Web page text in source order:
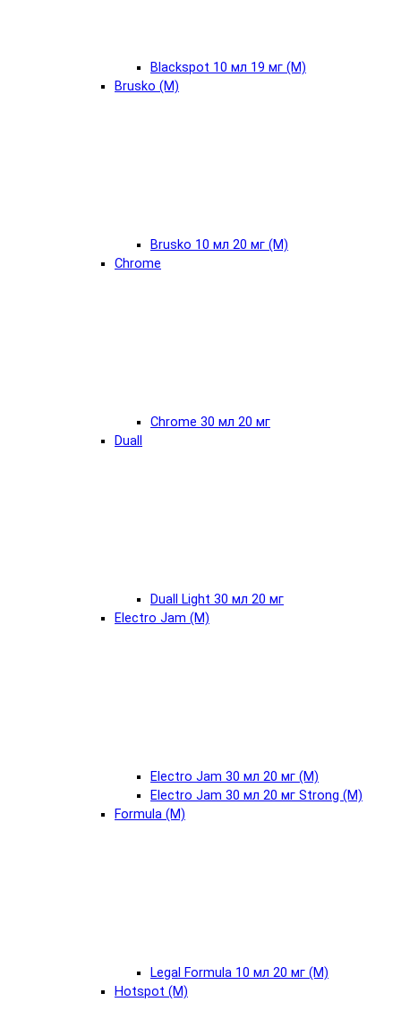
Blackspot 10 мл 19 мг (М)
Brusko (М)
Brusko 10 мл 20 мг (М)
Chrome
Chrome 30 мл 20 мг
Duall
Duall Light 30 мл 20 мг
Electro Jam (М)
Electro Jam 30 мл 20 мг (М)
Electro Jam 30 мл 20 мг Strong (М)
Formula (М)
Legal Formula 10 мл 20 мг (М)
Hotspot (М)